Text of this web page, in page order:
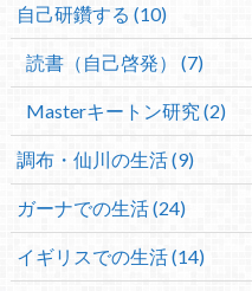
自己研鑽する (10)
読書（自己啓発） (7)
Masterキートン研究 (2)
調布・仙川の生活 (9)
ガーナでの生活 (24)
イギリスでの生活 (14)